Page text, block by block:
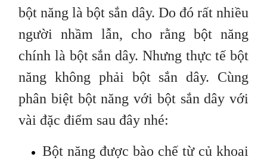
bột năng là bột sắn dây. Do đó rất nhiều
người nhầm lẫn, cho rằng bột năng
chính là bột sắn dây. Nhưng thực tế bột
năng không phải bột sắn dây. Cùng
phân biệt bột năng với bột sắn dây với
vài đặc điểm sau đây nhé:
Bột năng được bào chế từ củ khoai